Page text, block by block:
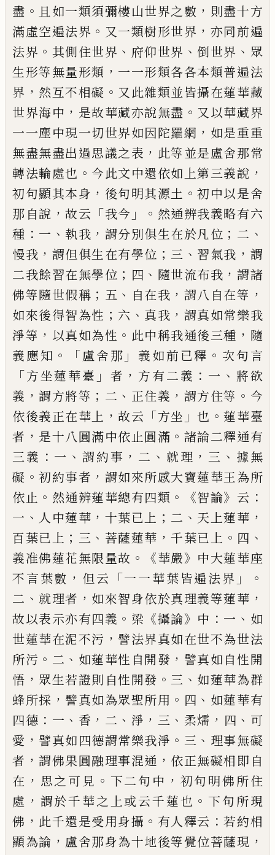
盡 。 且如一類須彌樓山世界之數 ， 則盡十方
滿虛空遍法界 。 又一類樹形世界 ， 亦同前遍
法界 。 其側住世界 、 府仰世界 、 倒世界 、 眾
生形等無量形類 ， 一一形類各各本類普遍法
界 ， 然互不相礙 。 又此雜類並皆攝在蓮華藏
世界海中 ， 是故華藏亦說無盡 。 又以華藏界
一一塵中現一切世界如因陀羅網 ， 如是重重
無盡無盡出過思議之表 ， 此等並是盧舍那常
轉法輪處也 。 今此文中還依如上第三義說 ，
初句顯其本身 ， 後句明其源土 。初中以是舍
那自說 ，故云 「我今 」。 然通辨我義略有六
種 ： 一 、 執我 ， 謂分別俱生在於凡位 ； 二 、
慢我 ， 謂但俱生在有學位 ； 三 、 習氣我 ， 謂
二我餘習在無學位 ； 四 、 隨世流布我 ，謂諸
佛等隨世假稱 ； 五 、 自在我 ， 謂八自在等 ，
如來後得智為性 ； 六 、 真我 ， 謂真如常樂我
淨等 ， 以真如為性 。 此中稱我通後三種 ， 隨
義應知 。「盧舍那 」 義如前已釋 。 次句言
「方坐蓮華臺 」 者 ， 方有二義 ： 一 、 將欲
義 ，謂方將等 ； 二 、 正住義 ， 謂方住等 。 今
依後義正在華上 ，故云 「方坐 」也 。蓮華臺
者 ， 是十八圓滿中依止圓滿 。 諸論二釋通有
三義 ： 一 、 謂約事 ， 二 、 就理 ， 三 、 據無
礙 。初約事者 ， 謂如來所感大寶蓮華王為所
依止 。 然通辨蓮華總有四類 。《智論》 云 ：
一 、 人中蓮華 ， 十葉已上 ； 二 、 天上蓮華 ，
百葉已 上 ； 三 、 菩薩蓮華 ，千葉已上 。 四 、
義准佛蓮花無限量故 。《華嚴》 中大蓮華座
不言葉數 ， 但云 「一一華葉皆遍法界 」。
二 、 就理者 ， 如來智身依於真理義等蓮華 ，
故以表示亦有四義 。 梁 《攝論》 中 ： 一 、 如
世蓮華在泥不污 ， 譬法界真如在世不為世法
所污 。 二 、 如蓮華性自開發 ， 譬真如 自性開
悟 ， 眾生若證則自性開發 。 三 、 如蓮華為群
蜂所採 ， 譬真如為眾聖所用 。 四 、 如蓮華有
四德 ： 一 、 香 ， 二 、 淨 ， 三 、 柔燸 ， 四 、 可
愛 ， 譬真如四德謂常樂我淨 。 三 、 理事無礙
者 ，謂佛果圓融理事混通 ， 依正無礙相即自
在 ， 思之可見 。 下二句中 ， 初句明佛所住
處 ， 謂於千華之上或云千蓮也 。 下句所現
佛 ， 此千還是受用身攝 。 有人釋云 ：若約相
顯為論 ， 盧舍那身為十地後等覺位菩薩現 ，